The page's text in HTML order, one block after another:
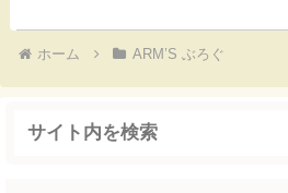
ホーム ARM’S ぶろぐ